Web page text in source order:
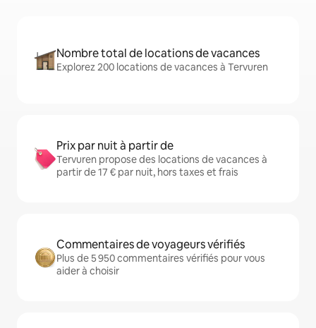
Nombre total de locations de vacances
Explorez 200 locations de vacances à Tervuren
Prix par nuit à partir de
Tervuren propose des locations de vacances à
partir de 17 € par nuit, hors taxes et frais
Commentaires de voyageurs vérifiés
Plus de 5 950 commentaires vérifiés pour vous
aider à choisir